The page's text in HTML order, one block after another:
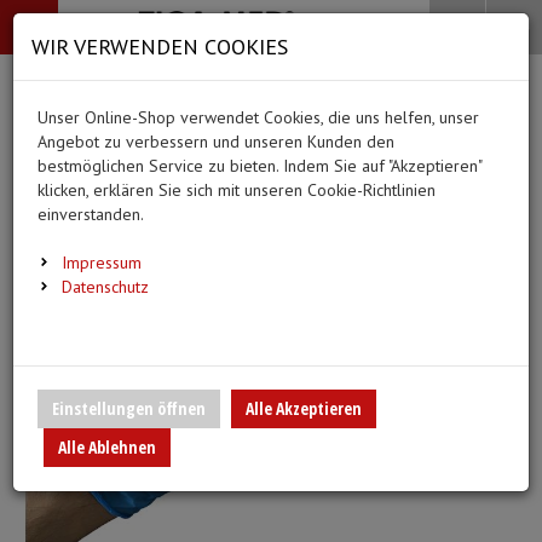
-->
Bekleidung
Alle Kategorien
BEKLEIDUNG (20 Ergebnisse)
Alle anzeigen
Handschuhe
Überschuhe
Esslätzchen
Hauben
Medizinische Hilfsmittel
Alle Kategorien
MEDIZINISCHE
Ergebnisse)
Urinbeutel/Beinbeutel
Pflege & Alltag
Alle Kategorien
PFLEGE & ALLTAG
Medikation
Urinflaschen &
Alle Kategorien
DIAGNOSTIK &
EKG-Elektroden &
Fieberthermometer
Ihr Warenkorb ist momentan leer.
Ergebnisse () Fertig
Menü Search
WIR VERWENDEN COOKIES
Unser Online-Shop verwendet Cookies, die uns helfen, unser
Angebot zu verbessern und unseren Kunden den
bestmöglichen Service zu bieten. Indem Sie auf "Akzeptieren"
klicken, erklären Sie sich mit unseren Cookie-Richtlinien
einverstanden.
Impressum
Datenschutz
Einstellungen öffnen
Alle Akzeptieren
Alle Ablehnen